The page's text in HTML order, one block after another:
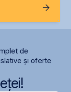
de
și oferte